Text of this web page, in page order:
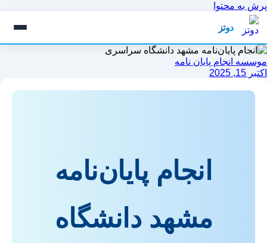
پرش به محتوا
دوتز
موسسه انجام پایان نامه
اکتبر 15, 2025
انجام پایان‌نامه
مشهد دانشگاه